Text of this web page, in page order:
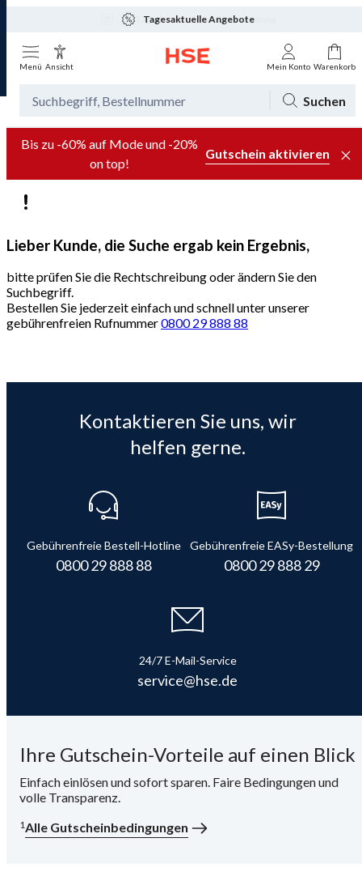
Tagesaktuelle Angebote
Menü Ansicht Mein Konto Warenkorb
Suchen
Bis zu -60% auf Mode und -20%
on top!
Gutschein aktivieren
Lieber Kunde, die Suche ergab kein Ergebnis,
bitte prüfen Sie die Rechtschreibung oder ändern Sie den
Suchbegriff.
Bestellen Sie jederzeit einfach und schnell unter unserer
gebührenfreien Rufnummer0800 29 888 88
Kontaktieren Sie uns, wir
helfen gerne.
Gebührenfreie Bestell-Hotline
0800 29 888 88
Gebührenfreie EASy-Bestellung
0800 29 888 29
24/7 E-Mail-Service
service@hse.de
Ihre Gutschein-Vorteile auf einen Blick
Einfach einlösen und sofort sparen. Faire Bedingungen und
volle Transparenz.
1Alle Gutscheinbedingungen